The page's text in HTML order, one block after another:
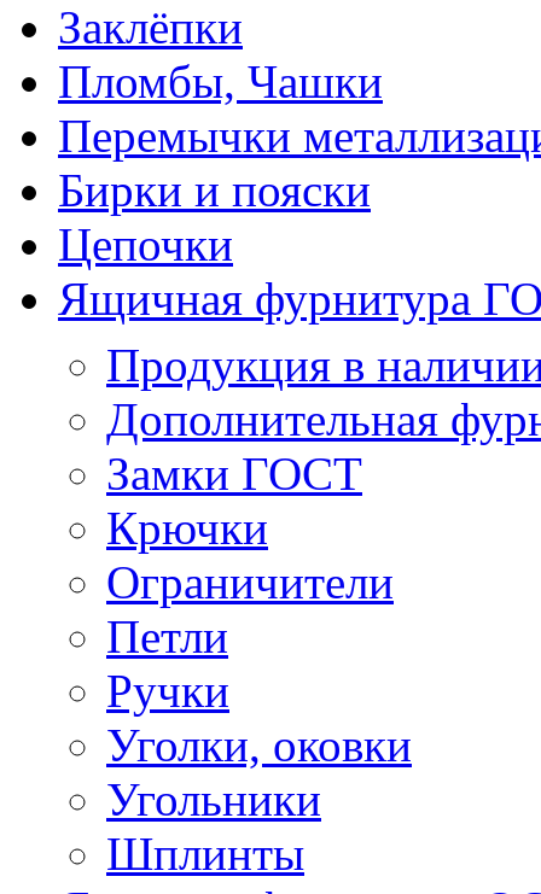
Заклёпки
Пломбы, Чашки
Перемычки
Бирки и пояски
Цепочки
Ящичная фурнитура
Продукция в
Дополнительная
Замки ГОСТ
Крючки
Ограничители
Петли
Ручки
Уголки, оковки
Угольники
Шплинты